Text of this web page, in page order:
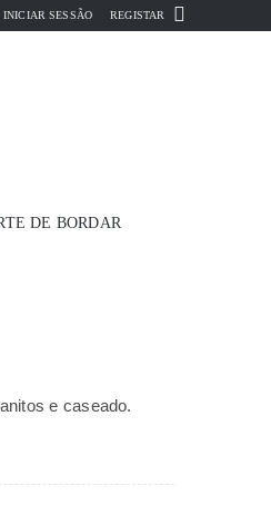
INICIAR SESSÃO REGISTAR
DE BORDAR
e caseado.